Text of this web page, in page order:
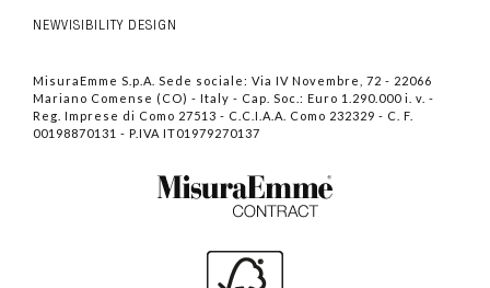
NEWVISIBILITY DESIGN
MisuraEmme S.p.A. Sede sociale: Via IV Novembre, 72 - 22066
Mariano Comense (CO) - Italy - Cap. Soc.: Euro 1.290.000 i. v. -
Reg. Imprese di Como 27513 - C.C.I.A.A. Como 232329 - C. F.
00198870131 - P.IVA IT01979270137